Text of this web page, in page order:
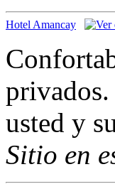
Hotel Amancay
privados.
usted y
Sitio en